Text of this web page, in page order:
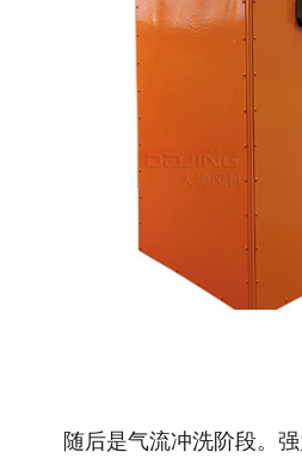
随后是气流冲洗阶段。强